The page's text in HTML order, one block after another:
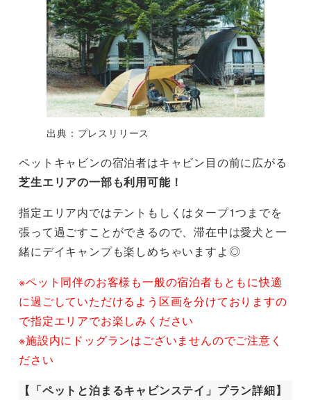
出典：プレスリリース
ペットキャビンの宿泊者はキャビン目の前に広がる
芝生エリアの一部も利用可能！
指定エリア内ではテントもしくはタープ1つまでを
張って過ごすことができるので、滞在中は愛犬と一
緒にデイキャンプも楽しめちゃいますよ◎
※ペット同伴のお客様も一般の宿泊者もともに快適
に過ごしていただけるよう区画を分けておりますの
で指定エリアでお楽しみください
※施設内にドッグランはございませんのでご注意く
ださい
【「ペットと泊まるキャビンステイ」プラン詳細】